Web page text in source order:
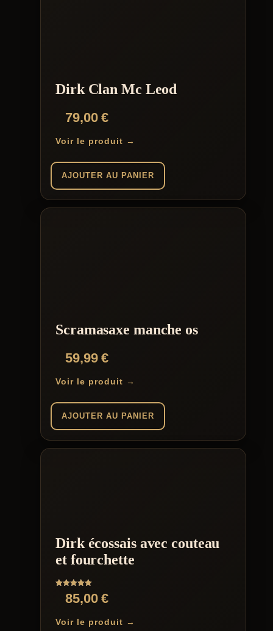
Dirk Clan Mc Leod
79,00€
Voir le produit →
AJOUTER AU PANIER
Scramasaxe manche os
59,99€
Voir le produit →
AJOUTER AU PANIER
Dirk écossais avec couteau
et fourchette
Note
5.0085,00€
Voir le produit →